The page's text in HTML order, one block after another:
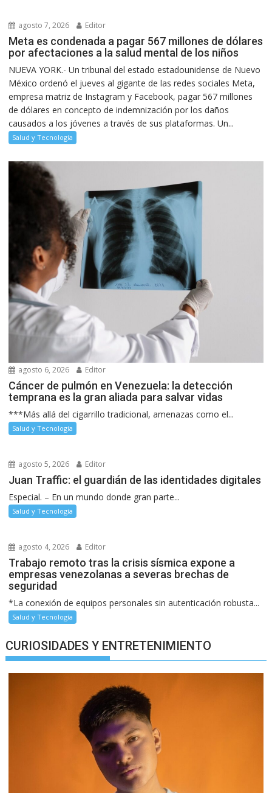
agosto 7, 2026 Editor
Meta es condenada a pagar 567 millones de dólares
por afectaciones a la salud mental de los niños
NUEVA YORK.- Un tribunal del estado estadounidense de Nuevo
México ordenó el jueves al gigante de las redes sociales Meta,
empresa matriz de Instagram y Facebook, pagar 567 millones
de dólares en concepto de indemnización por los daños
causados a los jóvenes a través de sus plataformas. Un...
Salud y Tecnología
agosto 6, 2026 Editor
Cáncer de pulmón en Venezuela: la detección
temprana es la gran aliada para salvar vidas
***Más allá del cigarrillo tradicional, amenazas como el...
Salud y Tecnología
agosto 5, 2026 Editor
Juan Traffic: el guardián de las identidades digitales
Especial. – En un mundo donde gran parte...
Salud y Tecnología
agosto 4, 2026 Editor
Trabajo remoto tras la crisis sísmica expone a
empresas venezolanas a severas brechas de
seguridad
*La conexión de equipos personales sin autenticación robusta...
Salud y Tecnología
CURIOSIDADES Y ENTRETENIMIENTO